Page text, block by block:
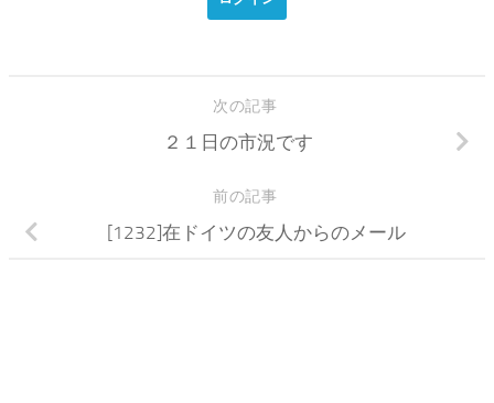
次の記事
２１日の市況です
前の記事
[1232]在ドイツの友人からのメール